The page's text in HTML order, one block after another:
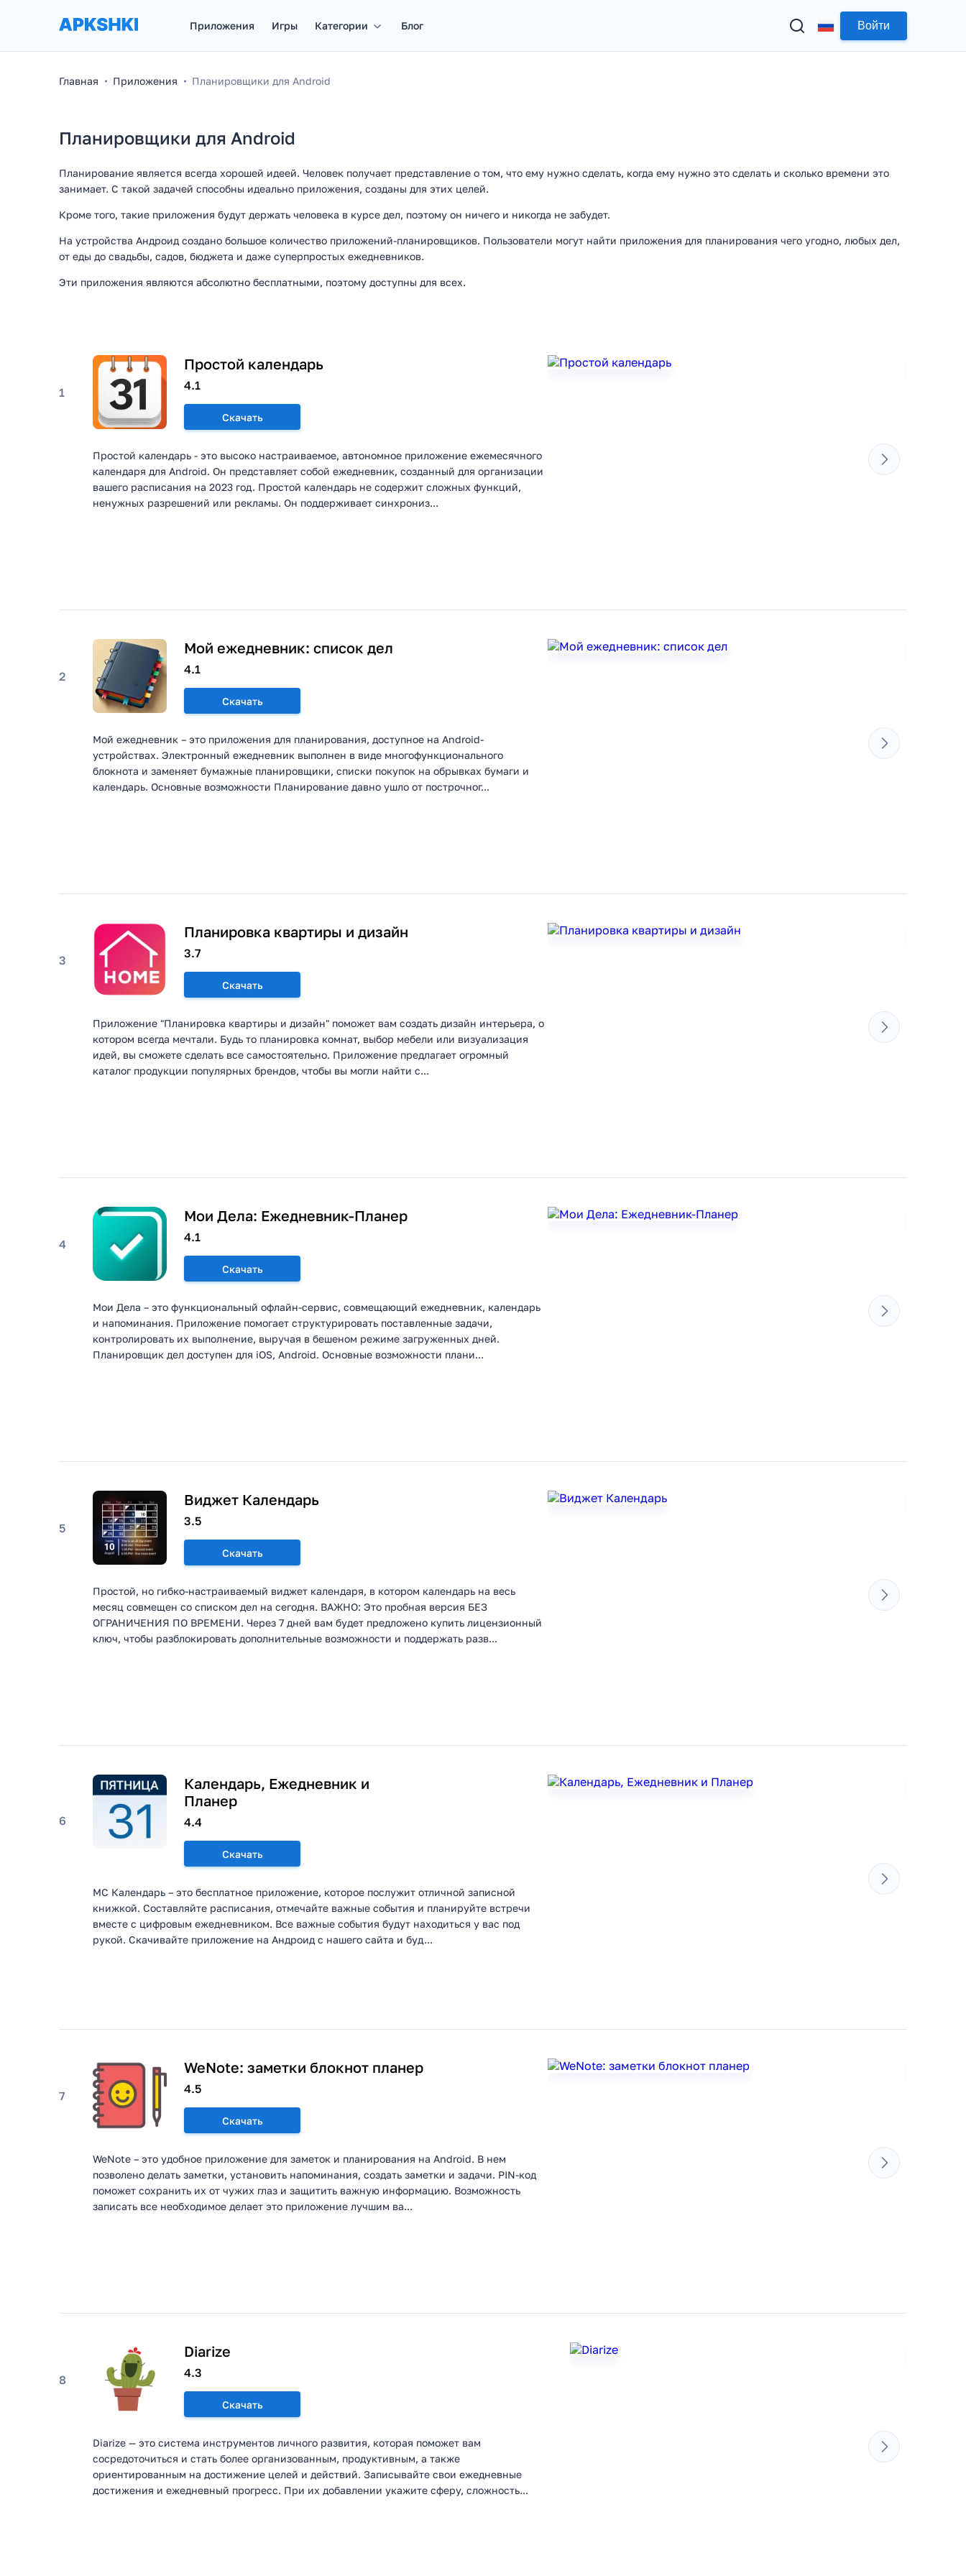
Приложения Игры Категории Блог Войти
Главная Приложения Планировщики для Android
Планировщики для Android
Планирование является всегда хорошей идеей. Человек получает представление о том, что ему нужно сделать, когда ему нужно это сделать и сколько времени это
занимает. С такой задачей способны идеально приложения, созданы для этих целей.
Кроме того, такие приложения будут держать человека в курсе дел, поэтому он ничего и никогда не забудет.
На устройства Андроид создано большое количество приложений-планировщиков. Пользователи могут найти приложения для планирования чего угодно, любых дел,
от еды до свадьбы, садов, бюджета и даже суперпростых ежедневников.
Эти приложения являются абсолютно бесплатными, поэтому доступны для всех.
1
Простой календарь
4.1
Скачать
Простой календарь - это высоко настраиваемое, автономное приложение ежемесячного
календаря для Android. Он представляет собой ежедневник, созданный для организации
вашего расписания на 2023 год. Простой календарь не содержит сложных функций,
ненужных разрешений или рекламы. Он поддерживает синхрониз...
2
Мой ежедневник: список дел
4.1
Скачать
Мой ежедневник – это приложения для планирования, доступное на Android-
устройствах. Электронный ежедневник выполнен в виде многофункционального
блокнота и заменяет бумажные планировщики, списки покупок на обрывках бумаги и
календарь. Основные возможности Планирование давно ушло от построчног...
3
Планировка квартиры и дизайн
3.7
Скачать
Приложение "Планировка квартиры и дизайн" поможет вам создать дизайн интерьера, о
котором всегда мечтали. Будь то планировка комнат, выбор мебели или визуализация
идей, вы сможете сделать все самостоятельно. Приложение предлагает огромный
каталог продукции популярных брендов, чтобы вы могли найти с...
4
Мои Дела: Ежедневник-Планер
4.1
Скачать
Мои Дела – это функциональный офлайн-сервис, совмещающий ежедневник, календарь
и напоминания. Приложение помогает структурировать поставленные задачи,
контролировать их выполнение, выручая в бешеном режиме загруженных дней.
Планировщик дел доступен для iOS, Android. Основные возможности плани...
5
Виджет Календарь
3.5
Скачать
Простой, но гибко-настраиваемый виджет календаря, в котором календарь на весь
месяц совмещен со списком дел на сегодня. ВАЖНО: Это пробная версия БЕЗ
ОГРАНИЧЕНИЯ ПО ВРЕМЕНИ. Через 7 дней вам будет предложено купить лицензионный
ключ, чтобы разблокировать дополнительные возможности и поддержать разв...
6
Календарь, Ежедневник и
Планер
4.4
Скачать
MC Календарь – это бесплатное приложение, которое послужит отличной записной
книжкой. Составляйте расписания, отмечайте важные события и планируйте встречи
вместе с цифровым ежедневником. Все важные события будут находиться у вас под
рукой. Скачивайте приложение на Андроид с нашего сайта и буд...
7
WeNote: заметки блокнот планер
4.5
Скачать
WeNote – это удобное приложение для заметок и планирования на Android. В нем
позволено делать заметки, установить напоминания, создать заметки и задачи. РIN-код
поможет сохранить их от чужих глаз и защитить важную информацию. Возможность
записать все необходимое делает это приложение лучшим ва...
8
Diarize
4.3
Скачать
Diarize — это система инструментов личного развития, которая поможет вам
сосредоточиться и стать более организованным, продуктивным, а также
ориентированным на достижение целей и действий. Записывайте свои ежедневные
достижения и ежедневный прогресс. При их добавлении укажите сферу, сложность...